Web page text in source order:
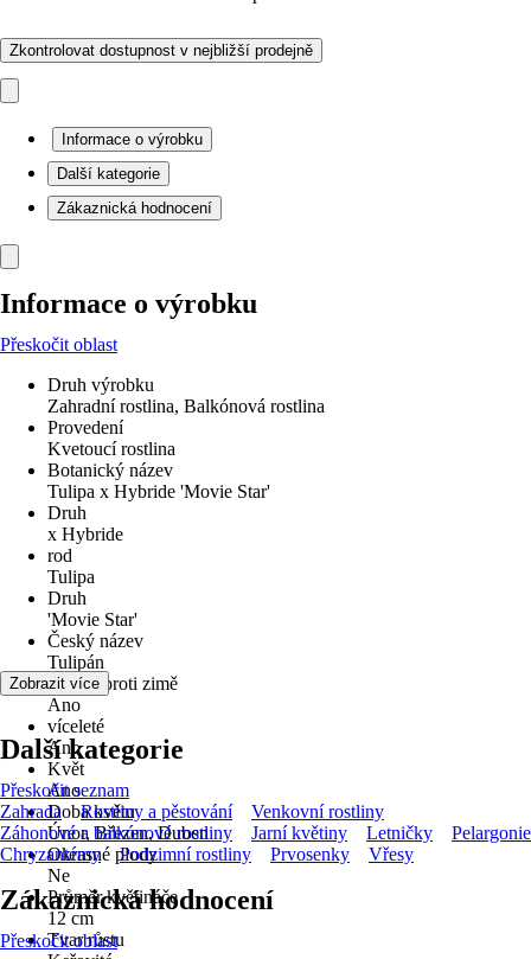
Zkontrolovat dostupnost v nejbližší prodejně
Informace o výrobku
Další kategorie
Zákaznická hodnocení
Informace o výrobku
Přeskočit oblast
Druh výrobku
Zahradní rostlina, Balkónová rostlina
Provedení
Kvetoucí rostlina
Botanický název
Tulipa x Hybride 'Movie Star'
Druh
x Hybride
rod
Tulipa
Druh
'Movie Star'
Český název
Tulipán
odolné proti zimě
Ano
víceleté
Ano
Květ
Ano
Doba květu
Únor, Březen, Duben
Okrasné plody
Ne
Průměr květináče
12 cm
Tvar růstu
Zobrazit více
Další kategorie
Přeskočit seznam
Zahrada
Rostliny a pěstování
Venkovní rostliny
Záhonové a balkónové rostliny
Jarní květiny Letničky
Pelargonie
Chryzantémy
Podzimní rostliny Prvosenky Vřesy
Zákaznická hodnocení
Přeskočit oblast